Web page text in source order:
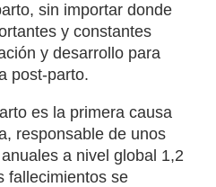
sin importar donde
y constantes
y desarrollo para
post-parto.
es la primera causa
responsable de unos
a nivel global 1,2
fallecimientos se